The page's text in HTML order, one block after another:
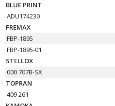
BLUE PRINT
ADU174230
FREMAX
FBP-1895
FBP-1895-01
STELLOX
000 707B-SX
TOPRAN
409 261